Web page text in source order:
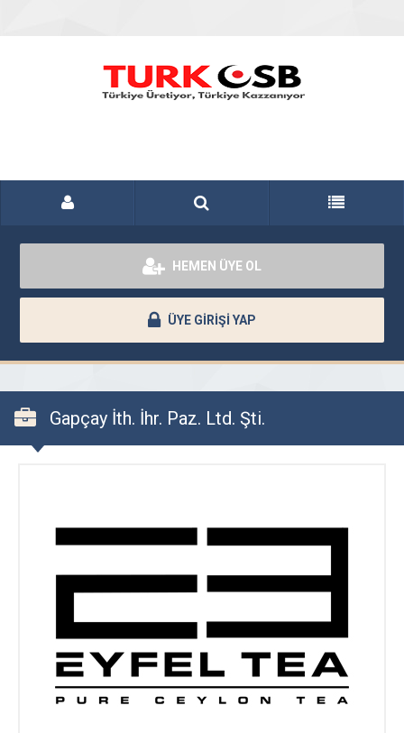
HEMEN ÜYE OL
ÜYE GİRİŞİ YAP
Gapçay İth. İhr. Paz. Ltd. Şti.